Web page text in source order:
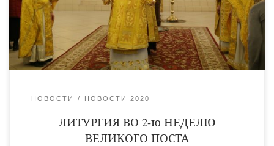
священников Владимира Алейникова, Владимира Васильева,
Виктора Кончакова и диакона Сергия Демидова. Закончена
вторая седмица Великого поста, и Православная Церковь
вспоминает святителя […]
НОВОСТИ НОВОСТИ 2020
ЛИТУРГИЯ ВО 2-ю НЕДЕЛЮ
ВЕЛИКОГО ПОСТА